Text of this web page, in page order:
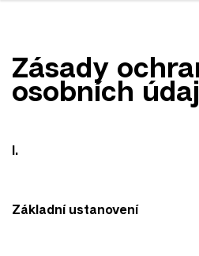
Zásady
osobních
I.
Základní ustanovení